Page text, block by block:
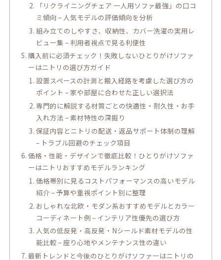
「リクライニングチェア 一人用ソファ最強」の口コ
ミ傾向 – 人気モデルの評価傾向を分析
組み立てのしやすさ、収納性、カバー洗濯の実用レ
ビュー集 – 利用者視点で見る利便性
購入前に必須チェック！失敗しないひとりがけソファ
ーはニトリの選び方ガイド
設置スペースの計測と搬入経路を考慮した選び方の
ポイント – 家や部屋に合わせた正しい選択法
専門的に解説する材質ごとの快適性・耐久性・お手
入れ方法 – 素材特性の深掘り
保証内容とニトリの配送・返品サポート体制の理解
– トラブル回避のチェック項目
価格・性能・デザインで徹底比較！ひとりがけソファ
ーはニトリおすすめモデルランキング
価格帯別に見るコストパフォーマンスの高いモデル
紹介 – 予算や重視ポイント別に整理
おしゃれな北欧・モダン系おすすめモデルとカラー
コーディネート例 – インテリア性優先の選び方
人気の低反発・高反発・Nシールド素材モデルの性
能比較 – 座り心地やメンテナンス性の違い
最新トレンドと今後のひとりがけソファーはニトリの